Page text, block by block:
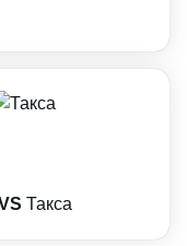
Такса